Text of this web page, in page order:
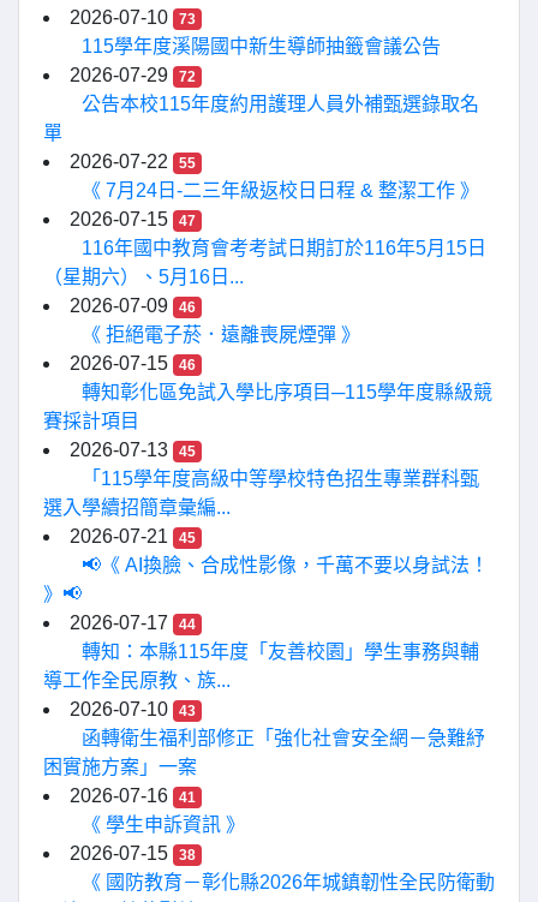
2026-07-10
73
115學年度溪陽國中新生導師抽籤會議公告
2026-07-29
72
公告本校115年度約用護理人員外補甄選錄取名
單
2026-07-22
55
《 7月24日-二三年級返校日日程 & 整潔工作 》
2026-07-15
47
116年國中教育會考考試日期訂於116年5月15日
（星期六）、5月16日...
2026-07-09
46
《 拒絕電子菸．遠離喪屍煙彈 》
2026-07-15
46
轉知彰化區免試入學比序項目─115學年度縣級競
賽採計項目
2026-07-13
45
「115學年度高級中等學校特色招生專業群科甄
選入學續招簡章彙編...
2026-07-21
45
📢《 AI換臉、合成性影像，千萬不要以身試法！
》📢
2026-07-17
44
轉知：本縣115年度「友善校園」學生事務與輔
導工作全民原教、族...
2026-07-10
43
函轉衛生福利部修正「強化社會安全網－急難紓
困實施方案」一案
2026-07-16
41
《 學生申訴資訊 》
2026-07-15
38
《 國防教育－彰化縣2026年城鎮韌性全民防衛動